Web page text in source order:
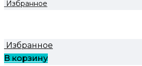
Избранное
Избранное
В корзину